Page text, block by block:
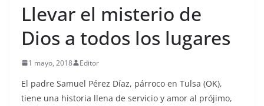
Llevar el misterio de
Dios a todos los lugares
1 mayo, 2018 Editor
El padre Samuel Pérez Díaz, párroco en Tulsa (OK),
tiene una historia llena de servicio y amor al prójimo,